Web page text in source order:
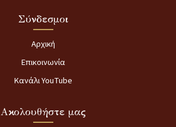
Σύνδεσμοι
Αρχική
Επικοινωνία
Κανάλι YouTube
Ακολουθήστε μας